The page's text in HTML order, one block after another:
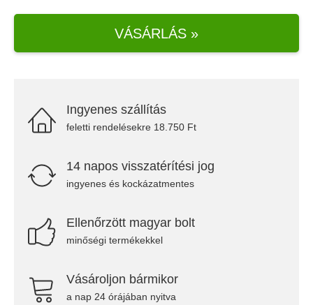
VÁSÁRLÁS »
Ingyenes szállítás
feletti rendelésekre 18.750 Ft
14 napos visszatérítési jog
ingyenes és kockázatmentes
Ellenőrzött magyar bolt
minőségi termékekkel
Vásároljon bármikor
a nap 24 órájában nyitva